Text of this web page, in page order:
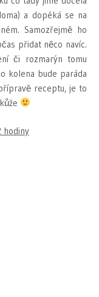
a dopéká se na
Samozřejmě ho
přidat něco navíc.
či rozmarýn tomu
kolena bude paráda
receptu, je to
hodiny